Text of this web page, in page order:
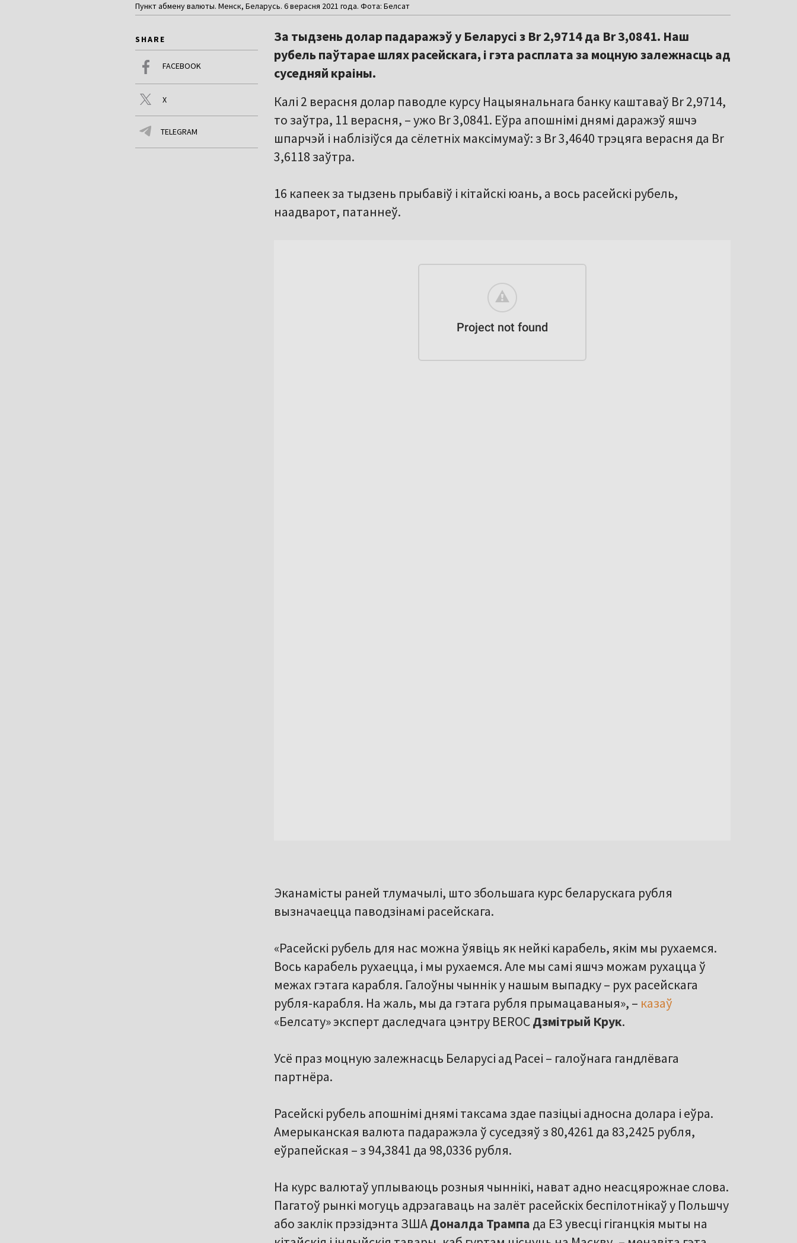
Пункт абмену валюты. Менск, Беларусь. 6 верасня 2021 года. Фота: Белсат
SHARE
FACEBOOK
X
TELEGRAM
За тыдзень долар падаражэў у Беларусі з Br 2,9714 да Br 3,0841. Наш
рубель паўтарае шлях расейскага, і гэта расплата за моцную залежнасць ад
суседняй краіны.
Калі 2 верасня долар паводле курсу Нацыянальнага банку каштаваў Br 2,9714,
то заўтра, 11 верасня, – ужо Br 3,0841. Еўра апошнімі днямі даражэў яшчэ
шпарчэй і наблізіўся да сёлетніх максімумаў: з Br 3,4640 трэцяга верасня да Br
3,6118 заўтра.
16 капеек за тыдзень прыбавіў і кітайскі юань, а вось расейскі рубель,
наадварот, патаннеў.
Эканамісты раней тлумачылі, што збольшага курс беларускага рубля
вызначаецца паводзінамі расейскага.
«Расейскі рубель для нас можна ўявіць як нейкі карабель, якім мы рухаемся.
Вось карабель рухаецца, і мы рухаемся. Але мы самі яшчэ можам рухацца ў
межах гэтага карабля. Галоўны чыннік у нашым выпадку – рух расейскага
рубля-карабля. На жаль, мы да гэтага рубля прымацаваныя», – казаў
«Белсату» эксперт даследчага цэнтру BEROCДзмітрый Крук.
Усё праз моцную залежнасць Беларусі ад Расеі – галоўнага гандлёвага
партнёра.
Расейскі рубель апошнімі днямі таксама здае пазіцыі адносна долара і еўра.
Амерыканская валюта падаражэла ў суседзяў з 80,4261 да 83,2425 рубля,
еўрапейская – з 94,3841 да 98,0336 рубля.
На курс валютаў уплываюць розныя чыннікі, нават адно неасцярожнае слова.
Пагатоў рынкі могуць адрэагаваць на залёт расейскіх беспілотнікаў у Польшчу
або заклік прэзідэнта ЗШАДоналда Трампа да ЕЗ увесці гіганцкія мыты на